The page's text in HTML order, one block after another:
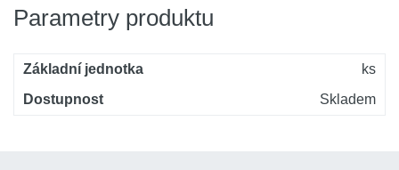
Parametry produktu
Základní jednotka
ks
Dostupnost
Skladem